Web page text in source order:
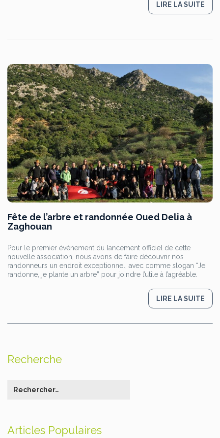
LIRE LA SUITE
Fête de l’arbre et randonnée Oued Delia à
Zaghouan
Pour le premier évènement du lancement officiel de cette
nouvelle association, nous avons de faire découvrir nos
randonneurs un endroit exceptionnel, avec comme slogan “Je
randonne, je plante un arbre” pour joindre l’utile à l’agréable.
LIRE LA SUITE
Recherche
Articles Populaires